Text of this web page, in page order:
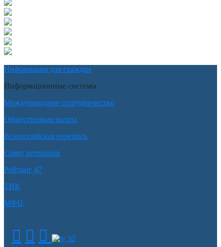
Информация для граждан
Информационные системы
Международное сотрудничество
Общественная палата
Всероссийская перепись
Совет ветеранов
Рейтинг 47
ТИК
МФЦ